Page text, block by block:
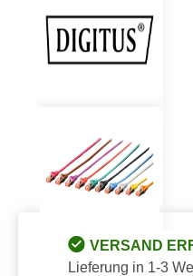
VERSAND
Lieferung in 1-3